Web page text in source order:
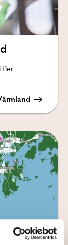
fler